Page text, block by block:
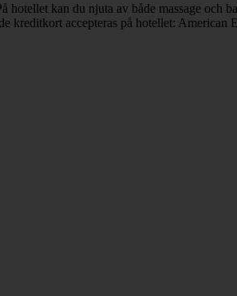
kan du njuta av både massage och
kreditkort accepteras på hotellet: American